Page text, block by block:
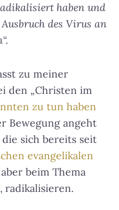
haben und
des Virus an
zu meiner
den „Christen im
zu tun haben
Bewegung angeht
sich bereits seit
evangelikalen
beim Thema
radikalisieren.